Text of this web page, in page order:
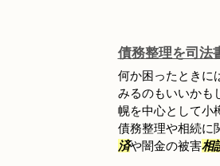
債務整理を司法
何か困ったときに
みるのもいいかも
幌を中心として小
債務整理や相続に
済や闇金の被害相